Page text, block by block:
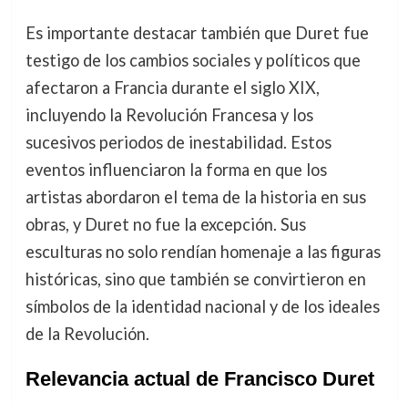
Es importante destacar también que Duret fue
testigo de los cambios sociales y políticos que
afectaron a Francia durante el siglo XIX,
incluyendo la Revolución Francesa y los
sucesivos periodos de inestabilidad. Estos
eventos influenciaron la forma en que los
artistas abordaron el tema de la historia en sus
obras, y Duret no fue la excepción. Sus
esculturas no solo rendían homenaje a las figuras
históricas, sino que también se convirtieron en
símbolos de la identidad nacional y de los ideales
de la Revolución.
Relevancia actual de Francisco Duret